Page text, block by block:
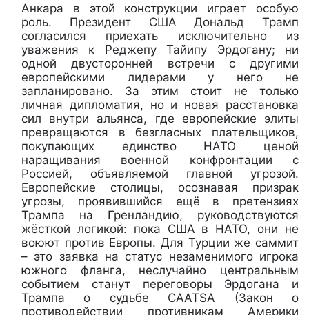
Анкара в этой конструкции играет особую
роль. Президент США Дональд Трамп
согласился приехать исключительно из
уважения к Реджепу Тайипу Эрдогану; ни
одной двусторонней встречи с другими
европейскими лидерами у него не
запланировано. За этим стоит не только
личная дипломатия, но и новая расстановка
сил внутри альянса, где европейские элиты
превращаются в безгласных плательщиков,
покупающих единство НАТО ценой
наращивания военной конфронтации с
Россией, объявляемой главной угрозой.
Европейские столицы, осознавая призрак
угрозы, проявившийся ещё в претензиях
Трампа на Гренландию, руководствуются
жёсткой логикой: пока США в НАТО, они не
воюют против Европы. Для Турции же саммит
– это заявка на статус незаменимого игрока
южного фланга, неслучайно центральным
событием станут переговоры Эрдогана и
Трампа о судьбе CAATSA (Закон о
противодействии противникам Америки